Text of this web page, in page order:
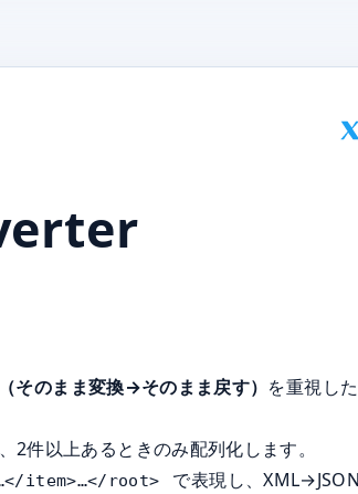
そのまま変換→そのまま戻す） を重視し
2件以上あるときのみ配列化します。
item>…</root>
で表現し、